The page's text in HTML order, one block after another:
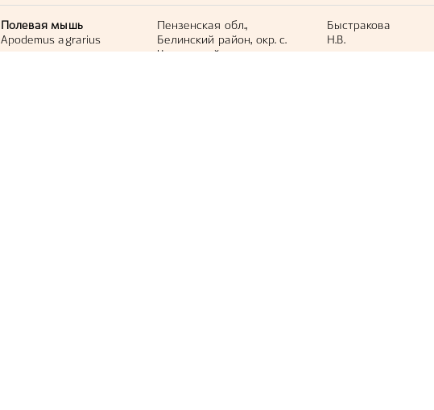
Полевая мышь
Apodemus agrarius
Пензенская обл.,
Белинский район, окр. с.
Чкаловский
Быстракова
Н.В.